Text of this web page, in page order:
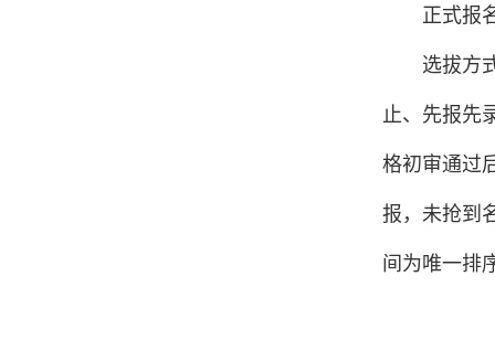
正式报
选拔方
止、先报先
格初审通过
报，未抢到
间为唯一排